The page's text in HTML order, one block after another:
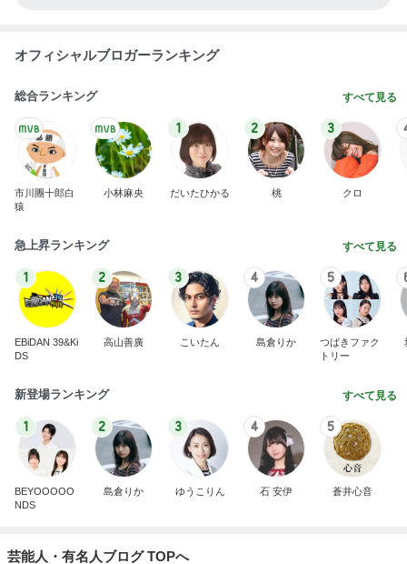
オフィシャルブロガーランキング
総合ランキング すべて見る
市川團十郎白
猿
小林麻央
1
だいたひかる
2
桃
3
クロ
急上昇ランキング すべて見る
1
EBiDAN 39&Ki
DS
2
高山善廣
3
こいたん
4
島倉りか
5
つばきファク
トリー
新登場ランキング すべて見る
1
BEYOOOOO
NDS
2
島倉りか
3
ゆうこりん
4
石 安伊
5
蒼井心音
芸能人・有名人ブログ TOPへ